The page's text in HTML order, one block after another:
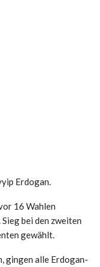
Erdogan.
16 Wahlen
bei den zweiten
gewählt.
gingen alle Erdogan-